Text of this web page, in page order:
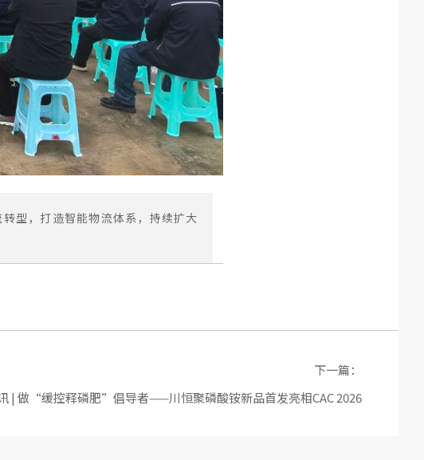
型，打造智能物流体系，持续扩大
下一篇：
| 做“缓控释磷肥”倡导者——川恒聚磷酸铵新品首发亮相CAC 2026